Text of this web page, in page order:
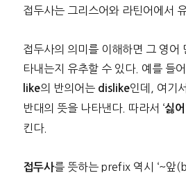
접두사는 그리스어와 라틴어에서
접두사의 의미를 이해하면 그 영어
타내는지 유추할 수 있다. 예를 들어
like의 반의어는 dislike인데, 여기
반대의 뜻을 나타낸다. 따라서 ‘싫
킨다.
접두사를 뜻하는 prefix 역시 ‘~앞